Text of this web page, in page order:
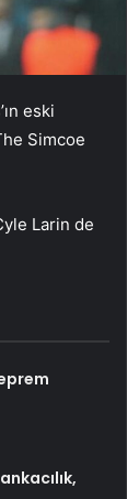
eski
Simcoe
Larin de